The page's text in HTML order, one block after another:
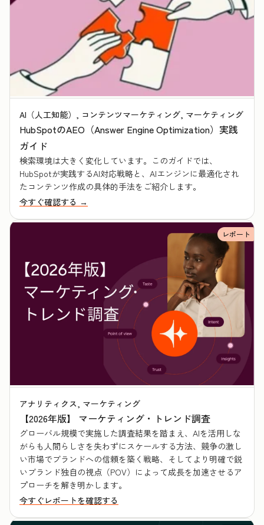
AI（人工知能）, コンテンツマーケティング, マーケティング
HubSpotのAEO（Answer Engine Optimization）実践
ガイド
検索環境は大きく変化しています。このガイドでは、
HubSpotが実践するAI対応戦略と、AIエンジンに最適化され
たコンテンツ作成の具体的手法をご紹介します。
今すぐ確認する →
レポート
アナリティクス, マーケティング
【2026年版】 マーケティング・トレンド調査
グローバル規模で実施した調査結果を踏まえ、AIを活用しな
がらも人間らしさを失わずにスケールする方法、競争の激し
い市場でブランドへの信頼を築く戦略、そしてより明確で鋭
いブランド独自の視点（POV）によって成長を加速させるア
プローチを解き明かします。
今すぐレポートを確認する